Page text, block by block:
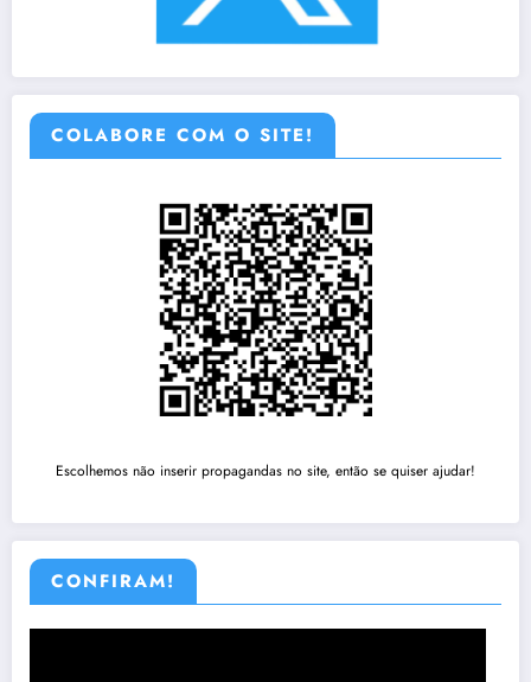
COLABORE COM O SITE!
Escolhemos não inserir propagandas no site, então se quiser ajudar!
CONFIRAM!